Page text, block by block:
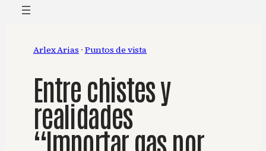
Arlex Arias · Puntos de vista
Entre chistes y
realidades
“Importar gas por